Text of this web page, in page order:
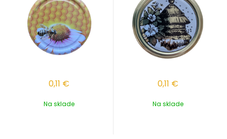
0,11 €
Na sklade
0,11 €
Na sklade